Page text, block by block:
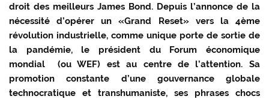
droit des meilleurs James Bond. Depuis l’annonce de la
nécessité d’opérer un «Grand Reset» vers la 4ème
révolution industrielle, comme unique porte de sortie de
la pandémie, le président du Forum économique
mondial (ou WEF) est au centre de l’attention. Sa
promotion constante d’une gouvernance globale
technocratique et transhumaniste, ses phrases chocs